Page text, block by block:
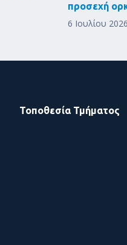
προσεχή
6 Ιουλίου 2026
Τοποθεσία Τμήματος